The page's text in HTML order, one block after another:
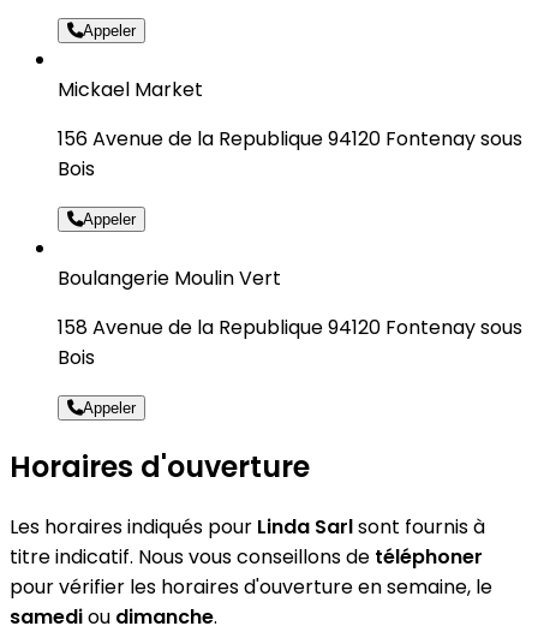
Appeler
Mickael Market
156 Avenue de la Republique 94120 Fontenay sous
Bois
Appeler
Boulangerie Moulin Vert
158 Avenue de la Republique 94120 Fontenay sous
Bois
Appeler
Horaires d'ouverture
Les horaires indiqués pour Linda Sarlsont fournis à
titre indicatif. Nous vous conseillons de téléphoner
pour vérifier les horaires d'ouverture en semaine, le
samediou dimanche.